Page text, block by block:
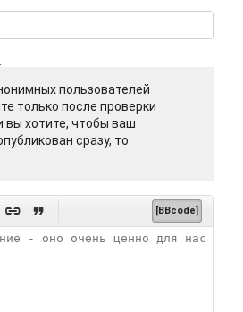
пользователей
только после проверки
вы хотите, чтобы ваш
сразу, то
  [BBcode]